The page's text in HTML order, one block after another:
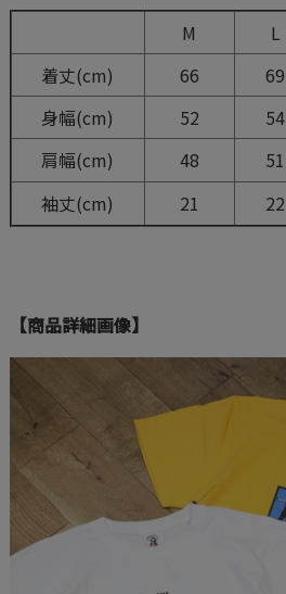
M L
着丈(cm)
66 69
身幅(cm)
52 54
肩幅(cm)
48 51
袖丈(cm)
21 22
【商品詳細画像】